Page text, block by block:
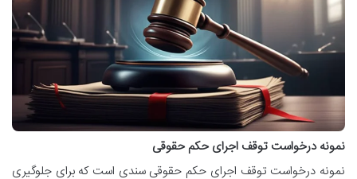
نمونه درخواست توقف اجرای حکم حقوقی
نمونه درخواست توقف اجرای حکم حقوقی سندی است که برای جلوگیری